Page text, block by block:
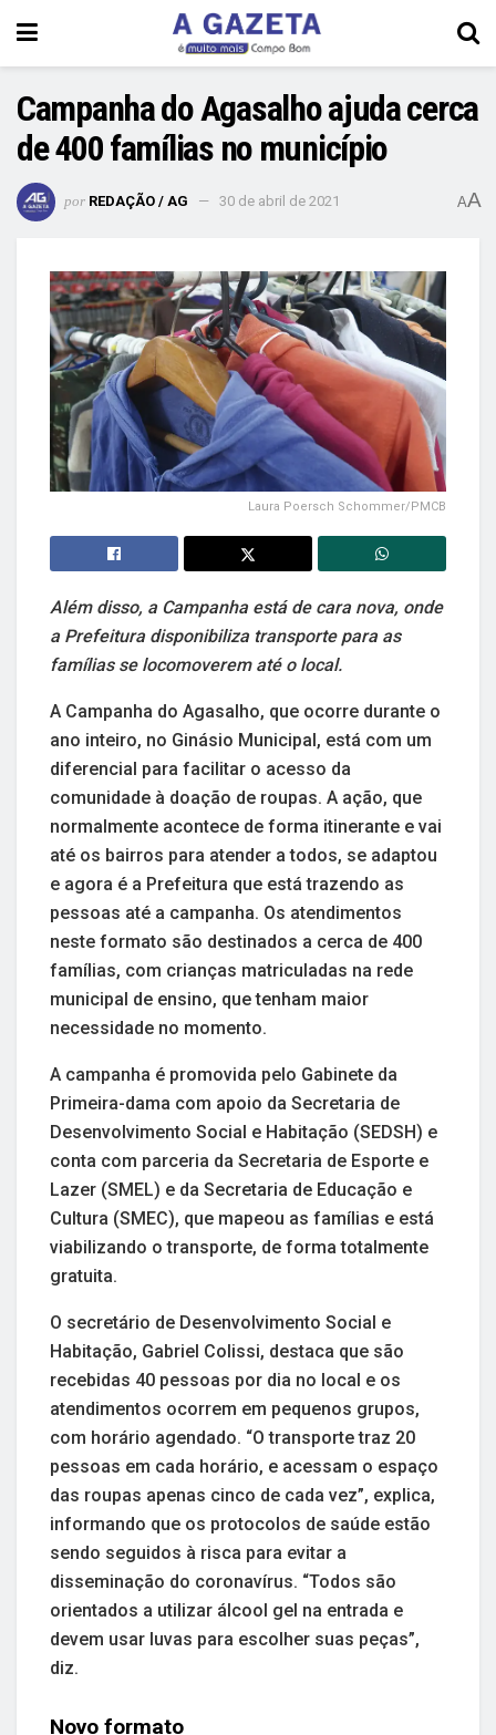
Campanha do Agasalho ajuda cerca
de 400 famílias no município
por REDAÇÃO / AG 30 de abril de 2021 AA
Laura Poersch Schommer/PMCB
Além disso, a Campanha está de cara nova, onde
a Prefeitura disponibiliza transporte para as
famílias se locomoverem até o local.
A Campanha do Agasalho, que ocorre durante o
ano inteiro, no Ginásio Municipal, está com um
diferencial para facilitar o acesso da
comunidade à doação de roupas. A ação, que
normalmente acontece de forma itinerante e vai
até os bairros para atender a todos, se adaptou
e agora é a Prefeitura que está trazendo as
pessoas até a campanha. Os atendimentos
neste formato são destinados a cerca de 400
famílias, com crianças matriculadas na rede
municipal de ensino, que tenham maior
necessidade no momento.
A campanha é promovida pelo Gabinete da
Primeira-dama com apoio da Secretaria de
Desenvolvimento Social e Habitação (SEDSH) e
conta com parceria da Secretaria de Esporte e
Lazer (SMEL) e da Secretaria de Educação e
Cultura (SMEC), que mapeou as famílias e está
viabilizando o transporte, de forma totalmente
gratuita.
O secretário de Desenvolvimento Social e
Habitação, Gabriel Colissi, destaca que são
recebidas 40 pessoas por dia no local e os
atendimentos ocorrem em pequenos grupos,
com horário agendado. “O transporte traz 20
pessoas em cada horário, e acessam o espaço
das roupas apenas cinco de cada vez”, explica,
informando que os protocolos de saúde estão
sendo seguidos à risca para evitar a
disseminação do coronavírus. “Todos são
orientados a utilizar álcool gel na entrada e
devem usar luvas para escolher suas peças”,
diz.
Novo formato